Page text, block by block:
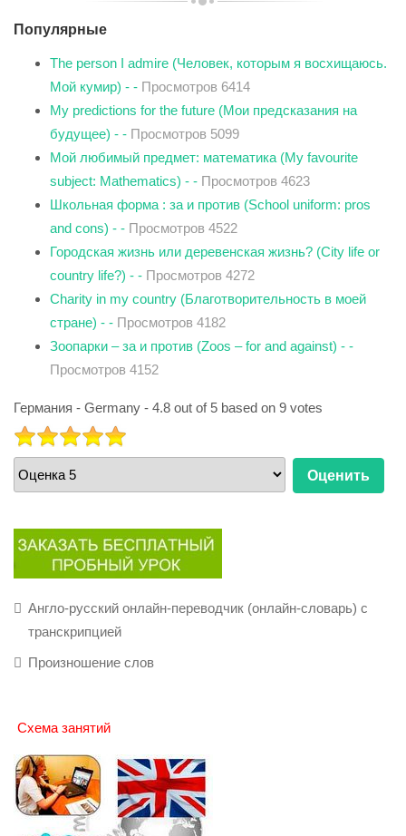
Популярные
The person I admire (Человек, которым я восхищаюсь.
Мой кумир) - - Просмотров 6414
My predictions for the future (Мои предсказания на
будущее) - - Просмотров 5099
Мой любимый предмет: математика (My favourite
subject: Mathematics) - - Просмотров 4623
Школьная форма : за и против (School uniform: pros
and cons) - - Просмотров 4522
Городская жизнь или деревенская жизнь? (City life or
country life?) - - Просмотров 4272
Charity in my country (Благотворительность в моей
стране) - - Просмотров 4182
Зоопарки – за и против (Zoos – for and against) - -
Просмотров 4152
Германия - Germany - 4.8 out of 5 based on 9 votes
РЕЙТИНГ:
Пожалуйста,
оцените
Англо-русский онлайн-переводчик (онлайн-словарь) с
транскрипцией
Произношение слов
Схема занятий